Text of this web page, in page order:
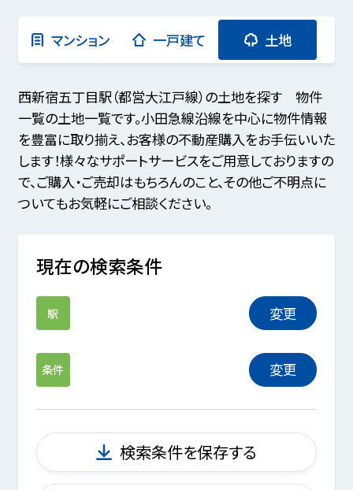
マンション 一戸建て 土地
西新宿五丁目駅（都営大江戸線）の土地を探す 物件
一覧の土地一覧です。小田急線沿線を中心に物件情報
を豊富に取り揃え、お客様の不動産購入をお手伝いいた
します！様々なサポートサービスをご用意しておりますの
で、ご購入・ご売却はもちろんのこと、その他ご不明点に
ついてもお気軽にご相談ください。
現在の検索条件
駅 変更
条件 変更
検索条件を保存する